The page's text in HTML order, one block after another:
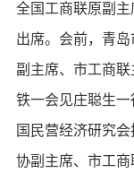
全国工商联原副
出席。会前，青
副主席、市工商
铁一会见庄聪生
国民营经济研究
协副主席、市工